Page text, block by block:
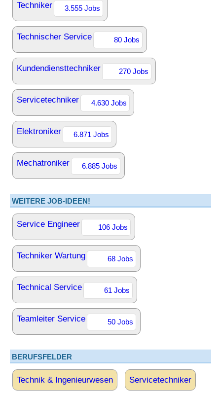
Techniker 3.555 Jobs
Technischer Service 80 Jobs
Kundendiensttechniker 270 Jobs
Servicetechniker 4.630 Jobs
Elektroniker 6.871 Jobs
Mechatroniker 6.885 Jobs
WEITERE JOB-IDEEN!
Service Engineer 106 Jobs
Techniker Wartung 68 Jobs
Technical Service 61 Jobs
Teamleiter Service 50 Jobs
BERUFSFELDER
Technik & Ingenieurwesen Servicetechniker